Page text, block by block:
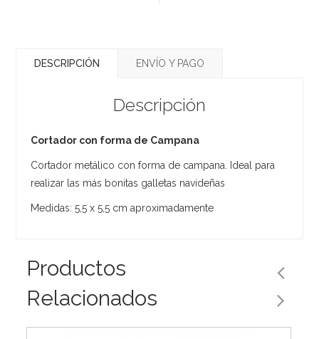
DESCRIPCIÓN ENVÍO Y PAGO
Descripción
Cortador con forma de Campana
Cortador metálico con forma de campana. Ideal para
realizar las más bonitas galletas navideñas
Medidas: 5,5 x 5,5 cm aproximadamente
Productos
Relacionados